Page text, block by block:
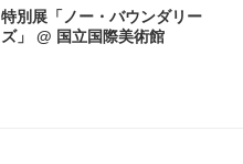
特別展「ノー・バウンダリー
ズ」 @ 国立国際美術館